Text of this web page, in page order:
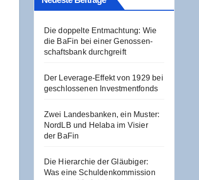
Die dop­pel­te Ent­mach­tung: Wie
die BaFin bei einer Genos­sen­
schafts­bank durchgreift
Der Levera­ge-Effekt von 1929 bei
geschlos­se­nen Investmentfonds
Zwei Lan­des­ban­ken, ein Mus­ter:
NordLB und Hela­ba im Visier
der BaFin
Die Hier­ar­chie der Gläu­bi­ger:
Was eine Schul­den­kom­mis­si­on